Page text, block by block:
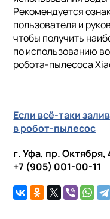
Рекомендуется
пользователя и
чтобы получить
по использованию
робота-пылесоса
Если всё-таки
в робот-пылесос
г. Уфа, пр. Октября,
+7 (905) 001-00-11